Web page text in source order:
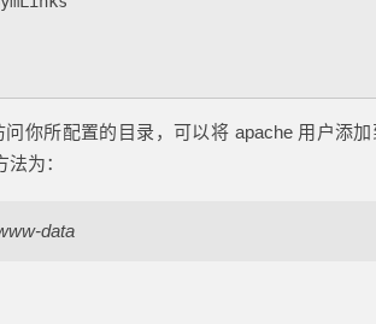
你所配置的目录，可以将 apache 用户添
为：
data